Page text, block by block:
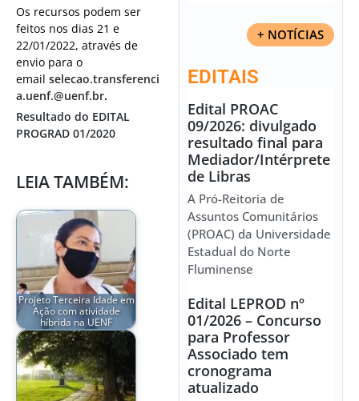
Os recursos podem ser
feitos nos dias 21 e
22/01/2022, através de
envio para o
email selecao.transferenci
a.uenf.@uenf.br.
Resultado do EDITAL
PROGRAD 01/2020
LEIA TAMBÉM:
Projeto Terceira Idade em
Ação com atividade
híbrida na UENF
+ NOTÍCIAS
EDITAIS
Edital PROAC
09/2026: divulgado
resultado final para
Mediador/Intérprete
de Libras
A Pró-Reitoria de
Assuntos Comunitários
(PROAC) da Universidade
Estadual do Norte
Fluminense
Edital LEPROD nº
01/2026 – Concurso
para Professor
Associado tem
cronograma
atualizado